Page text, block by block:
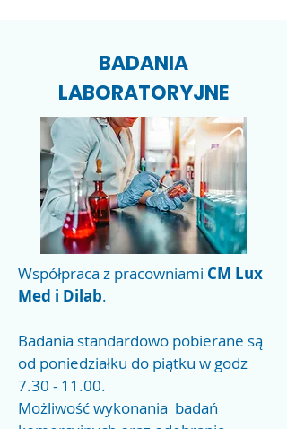
BADANIA
LABORATORYJNE
Współpraca z pracowniami CM Lux
Med i Dilab.
Badania standardowo pobierane są
od poniedziałku do piątku w godz
7.30 - 11.00.
Możliwość wykonania badań